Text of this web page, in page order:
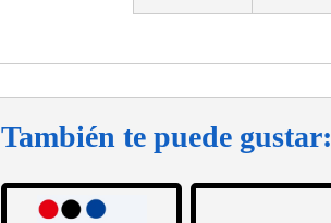
También te puede gustar: